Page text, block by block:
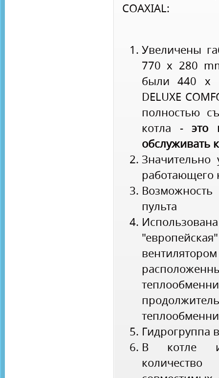
COAXIAL:
Увеличены
770 х 280
были 440 x
DELUXE
полностью
котла -это
обслуживать
работающего
пульта
Гидрогруппа
В котле